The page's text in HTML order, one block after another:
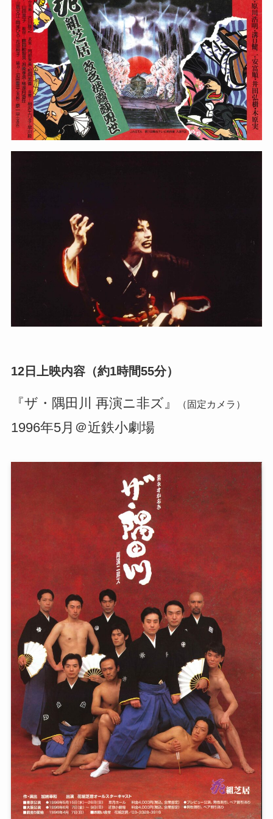
12日上映内容（約1時間55分）
『ザ・隅田川 再演ニ非ズ』 （固定カメラ）
1996年5月＠近鉄小劇場